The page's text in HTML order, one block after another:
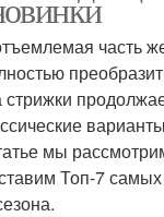
часть
мы
Топ-7